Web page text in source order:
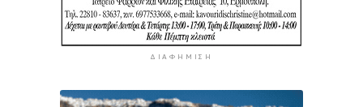
ΔΙΑΦΉΜΙΣΗ